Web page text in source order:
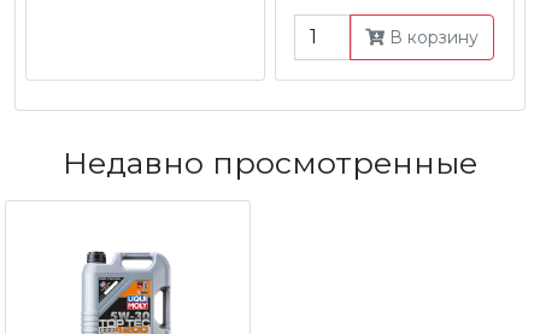
В корзину
Недавно просмотренные